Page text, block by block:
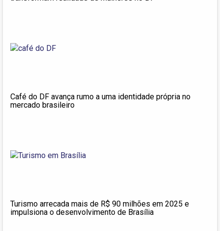
Café do DF avança rumo a uma identidade própria no
mercado brasileiro
Turismo arrecada mais de R$ 90 milhões em 2025 e
impulsiona o desenvolvimento de Brasília